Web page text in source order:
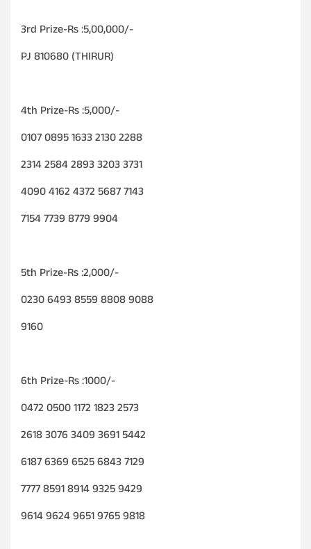
3rd Prize-Rs :5,00,000/-
PJ 810680 (THIRUR)
4th Prize-Rs :5,000/-
0107 0895 1633 2130 2288
2314 2584 2893 3203 3731
4090 4162 4372 5687 7143
7154 7739 8779 9904
5th Prize-Rs :2,000/-
0230 6493 8559 8808 9088
9160
6th Prize-Rs :1000/-
0472 0500 1172 1823 2573
2618 3076 3409 3691 5442
6187 6369 6525 6843 7129
7777 8591 8914 9325 9429
9614 9624 9651 9765 9818